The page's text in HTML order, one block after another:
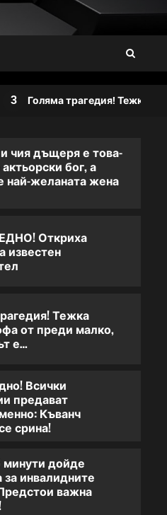
трагедия! Тежка
предават
Къванч
срина!
минути дойде
за инвалидните
важна
чия дъщеря е това-
бог, а
най-желаната жена
Откриха
известен
Тежка
от преди малко,
е…
Всички
предават
Къванч
срина!
минути дойде
за инвалидните
важна